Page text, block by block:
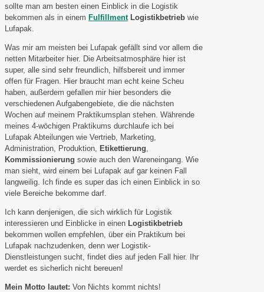
sollte man am besten einen Einblick in die Logistik
bekommen als in einem FulfillmentLogistikbetrieb wie
Lufapak.
Was mir am meisten bei Lufapak gefällt sind vor allem die
netten Mitarbeiter hier. Die Arbeitsatmosphäre hier ist
super, alle sind sehr freundlich, hilfsbereit und immer
offen für Fragen. Hier braucht man echt keine Scheu
haben, außerdem gefallen mir hier besonders die
verschiedenen Aufgabengebiete, die die nächsten
Wochen auf meinem Praktikumsplan stehen. Währende
meines 4-wöchigen Praktikums durchlaufe ich bei
Lufapak Abteilungen wie Vertrieb, Marketing,
Administration, Produktion,
Etikettierung
Kommissionierung sowie auch den Wareneingang. Wie
man sieht, wird einem bei Lufapak auf gar keinen Fall
langweilig. Ich finde es super das ich einen Einblick in so
viele Bereiche bekomme darf.
Ich kann denjenigen, die sich wirklich für Logistik
interessieren und Einblicke in einen Logistikbetrieb
bekommen wollen empfehlen, über ein Praktikum bei
Lufapak nachzudenken, denn wer Logistik-
Dienstleistungen sucht, findet dies auf jeden Fall hier. Ihr
werdet es sicherlich nicht bereuen!
Mein Motto lautet: Von Nichts kommt nichts!